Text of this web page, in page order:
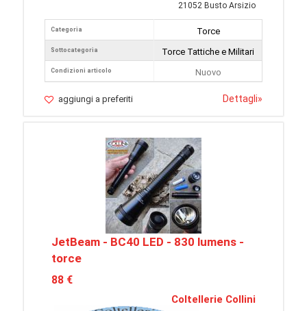
21052 Busto Arsizio
Categoria
Sottocategoria
Condizioni articolo
Torce
Torce Tattiche e Militari
Nuovo
aggiungi a preferiti Dettagli»
JetBeam - BC40 LED - 830 lumens -
torce
88 €
Coltellerie Collini